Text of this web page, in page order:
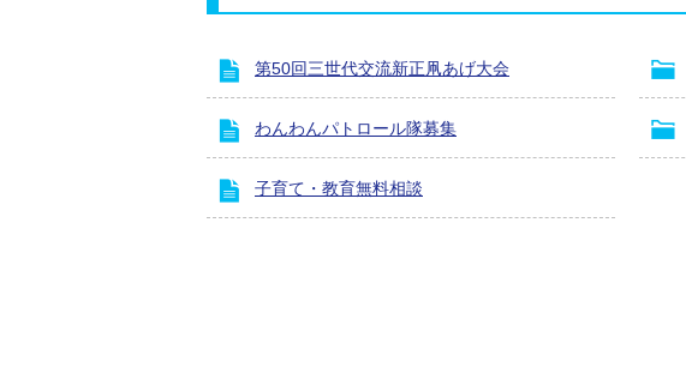
第50回三世代交流新正凧あげ大会
わんわんパトロール隊募集
子育て・教育無料相談